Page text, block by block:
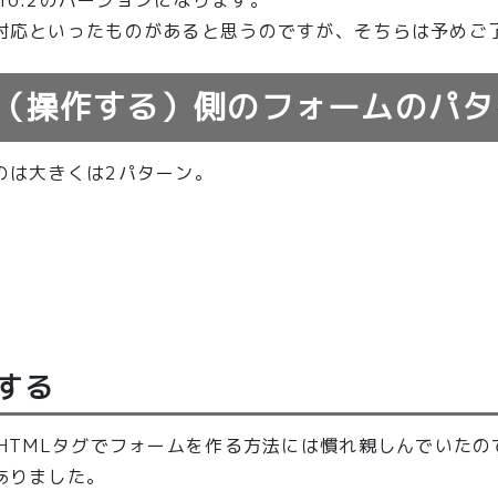
といったものがあると思うのですが、そちらは予めご
操作する）側のフォームのパ
大きくは2パターン。
る
タグでフォームを作る方法には慣れ親しんでいた
ました。